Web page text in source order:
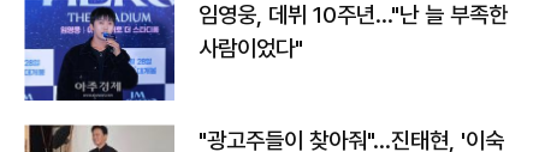
임영웅, 데뷔 10주년…"난 늘 부족한
사람이었다"
"광고주들이 찾아줘"…진태현, '이숙